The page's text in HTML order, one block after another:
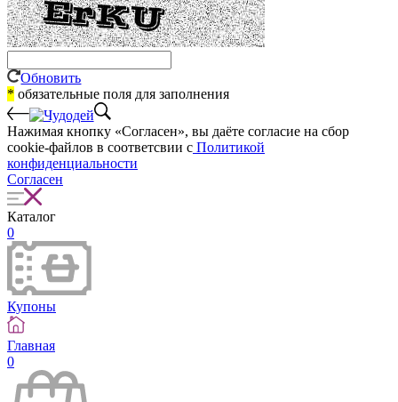
Обновить
* обязательные поля для заполнения
Нажимая кнопку «Согласен», вы даёте cогласие на сбор
cookie-файлов в соответсвии с Политикой
конфиденциальности
Согласен
Каталог
0
Купоны
Главная
0